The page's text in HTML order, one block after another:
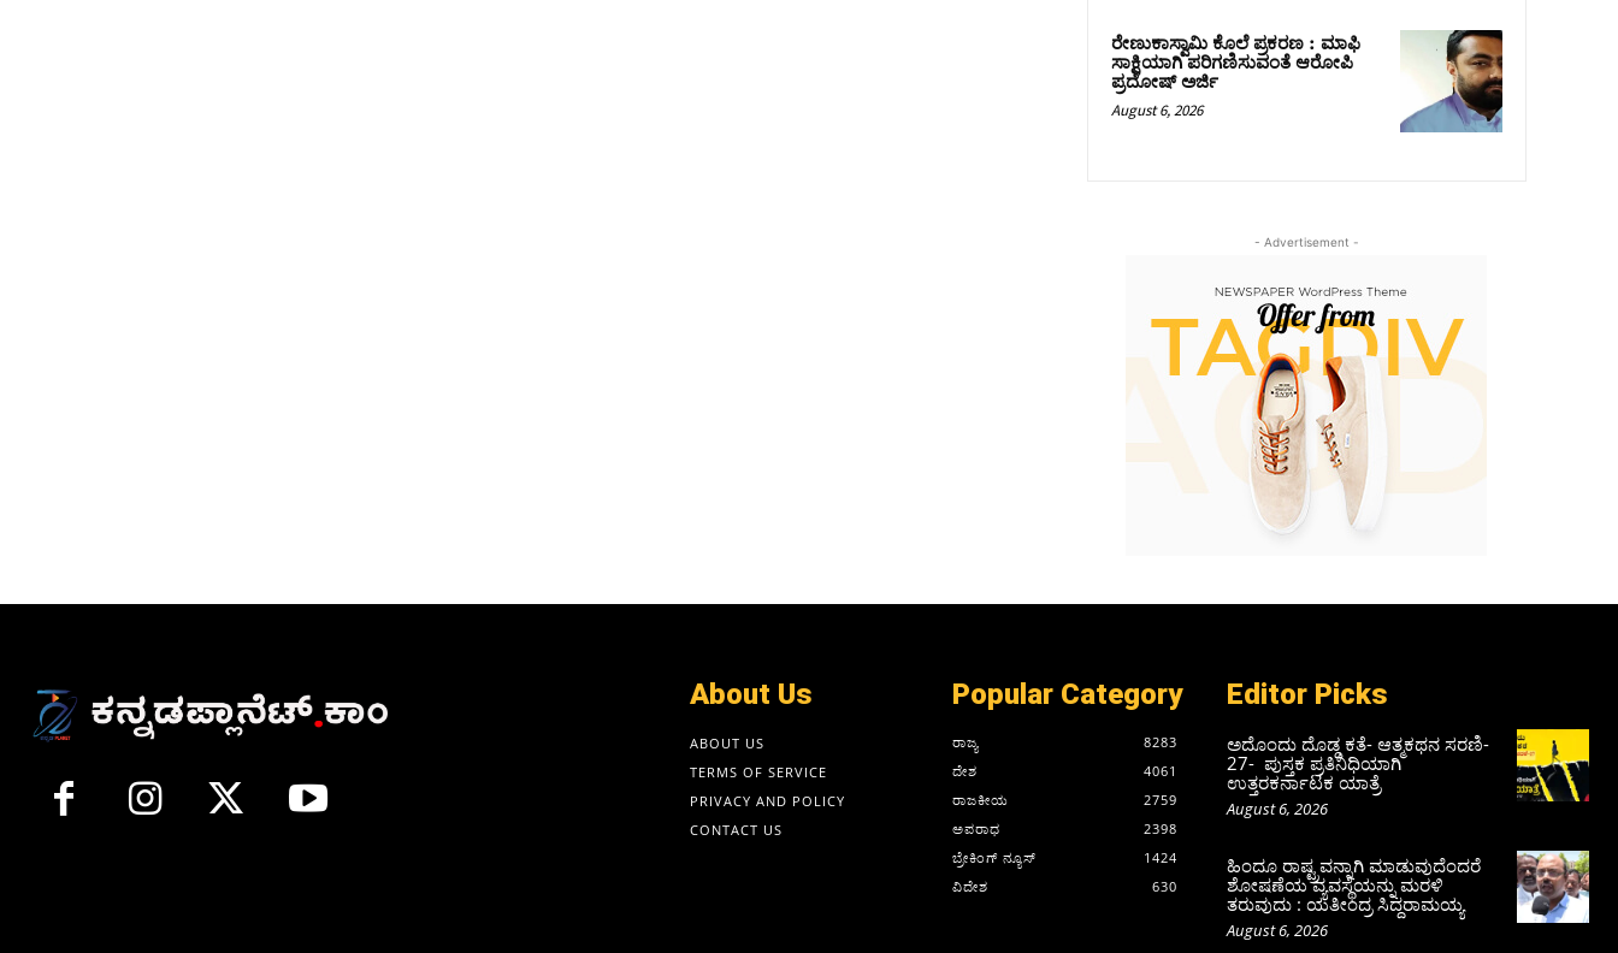
ರೇಣುಕಾಸ್ವಾಮಿ ಕೊಲೆ ಪ್ರಕರಣ : ಮಾಫಿ
ಸಾಕ್ಷಿಯಾಗಿ ಪರಿಗಣಿಸುವಂತೆ ಆರೋಪಿ
ಪ್ರದೋಷ್‌ ಅರ್ಜಿ
August 6, 2026
- Advertisement -
About Us
ABOUT US
TERMS OF SERVICE
PRIVACY AND POLICY
CONTACT US
Popular Category
ರಾಜ್ಯ
8283
ದೇಶ
4061
ರಾಜಕೀಯ
2759
ಅಪರಾಧ
2398
ಬ್ರೇಕಿಂಗ್ ನ್ಯೂಸ್
1424
ವಿದೇಶ
630
Editor Picks
ಅದೊಂದು ದೊಡ್ಡ ಕತೆ- ಆತ್ಮಕಥನ ಸರಣಿ-
27- ಪುಸ್ತಕ ಪ್ರತಿನಿಧಿಯಾಗಿ
ಉತ್ತರಕರ್ನಾಟಕ ಯಾತ್ರೆ
August 6, 2026
ಹಿಂದೂ ರಾಷ್ಟ್ರವನ್ನಾಗಿ ಮಾಡುವುದೆಂದರೆ
ಶೋಷಣೆಯ ವ್ಯವಸ್ಥೆಯನ್ನು ಮರಳಿ
ತರುವುದು : ಯತೀಂದ್ರ ಸಿದ್ದರಾಮಯ್ಯ
August 6, 2026